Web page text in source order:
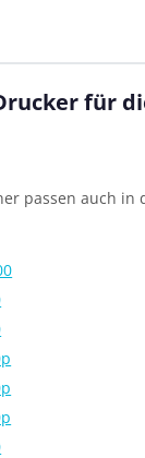
für
passen auch in